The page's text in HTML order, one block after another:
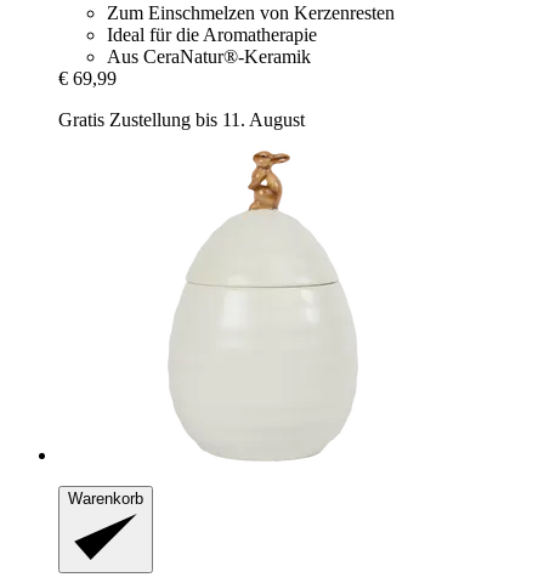
Zum Einschmelzen von Kerzenresten
Ideal für die Aromatherapie
Aus CeraNatur®-Keramik
€ 69,99
Gratis Zustellung bis 11. August
Warenkorb